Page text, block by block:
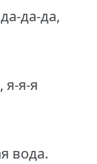
да-да,
я-я-я
вода.